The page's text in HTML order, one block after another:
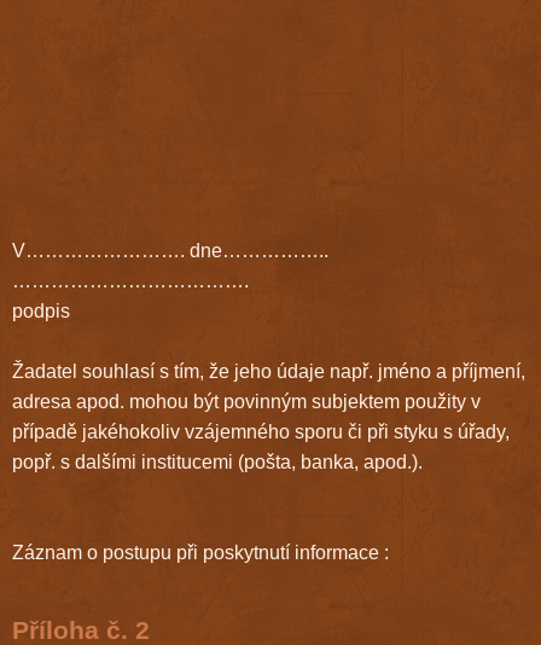
V……………………. dne……………..
……………………………….
podpis
Žadatel souhlasí s tím, že jeho údaje např. jméno a příjmení,
adresa apod. mohou být povinným subjektem použity v
případě jakéhokoliv vzájemného sporu či při styku s úřady,
popř. s dalšími institucemi (pošta, banka, apod.).
Záznam o postupu při poskytnutí informace :
Příloha č. 2